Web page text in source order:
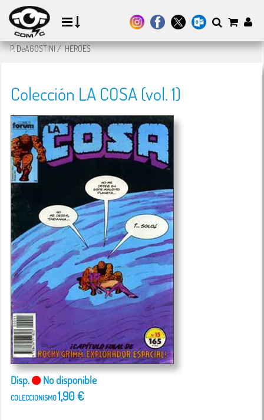
P. DeAGOSTINI/HEROES
Colección LA COSA (vol. 1)
Disp. No disponible
COLECCIONISMO1,90 €